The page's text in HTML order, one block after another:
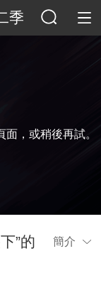
季
面，或稍後再試。
”的
簡介